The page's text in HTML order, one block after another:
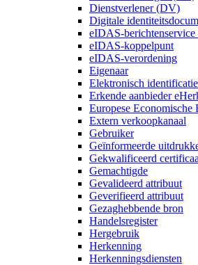
Dienstverlener (DV)
Digitale
eIDAS-
eIDAS-koppelpunt
eIDAS-verordening
Eigenaar
Elektronisch
Erkende aanbieder
Europese Economische
Extern verkoopkanaal
Gebruiker
Geïnformeerde
Gekwalificeerd
Gemachtigde
Gevalideerd attribuut
Geverifieerd attribuut
Gezaghebbende bron
Handelsregister
Hergebruik
Herkenning
Herkenningsdiensten